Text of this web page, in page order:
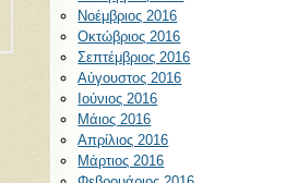
Νοέμβριος 2016
Οκτώβριος 2016
Σεπτέμβριος 2016
Αύγουστος 2016
Ιούνιος 2016
Μάιος 2016
Απρίλιος 2016
Μάρτιος 2016